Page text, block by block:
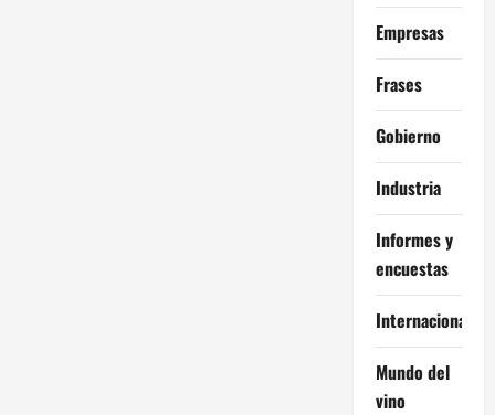
Empresas
Frases
Gobierno
Industria
Informes y
encuestas
Internacional
Mundo del
vino